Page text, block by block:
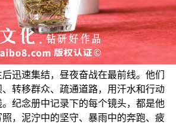
迅速集结，昼夜奋战在最前线。他们
转移群众、疏通道路，用汗水和行动
纪念册中记录下的每个镜头，都是他
，泥泞中的坚守、暴雨中的奔跑、疲